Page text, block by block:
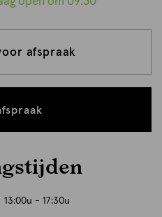
afspraak
13:00u - 17:30u